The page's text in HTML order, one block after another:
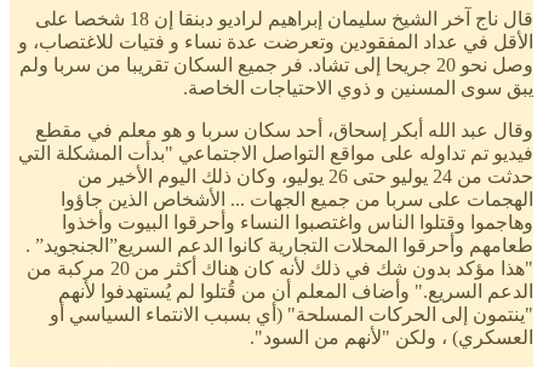
قال ناج آخر الشيخ سليمان إبراهيم لراديو دبنقا إن 18 شخصا على
الأقل في عداد المفقودين وتعرضت عدة نساء و فتيات للاغتصاب، و
وصل نحو 20 جريحا إلى تشاد. فر جميع السكان تقريبا من سربا ولم
يبق سوى المسنين و ذوي الاحتياجات الخاصة.
وقال عبد الله أبكر إسحاق، أحد سكان سربا و هو معلم في مقطع
فيديو تم تداوله على مواقع التواصل الاجتماعي "بدأت المشكلة التي
حدثت من 24 يوليو حتى 26 يوليو، وكان ذلك اليوم الأخير من
الهجمات على سربا من جميع الجهات ... الأشخاص الذين جاؤوا
وهاجموا وقتلوا الناس واغتصبوا النساء وأحرقوا البيوت وأخذوا
طعامهم وأحرقوا المحلات التجارية كانوا الدعم السريع”الجنجويد” .
"هذا مؤكد بدون شك في ذلك لأنه كان هناك أكثر من 20 مركبة من
الدعم السريع." وأضاف المعلم أن من قُتلوا لم يُستهدفوا لأنهم
"ينتمون إلى الحركات المسلحة" (أي بسبب الانتماء السياسي أو
العسكري) ، ولكن "لأنهم من السود".